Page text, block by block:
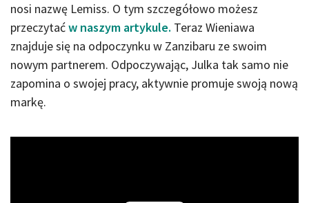
nosi nazwę Lemiss. O tym szczegółowo możesz
przeczytaćw naszym artykule. Teraz Wieniawa
znajduje się na odpoczynku w Zanzibaru ze swoim
nowym partnerem. Odpoczywając, Julka tak samo nie
zapomina o swojej pracy, aktywnie promuje swoją nową
markę.